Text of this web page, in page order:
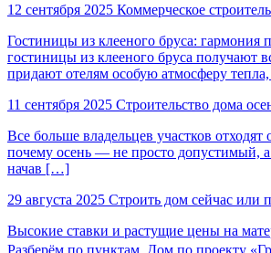
12 сентября 2025 Коммерческое
Гостиницы из клееного бруса: гармония
гостиницы из клееного бруса получают
придают отелям особую атмосферу
11 сентября 2025 Строительство дома
Все больше владельцев участков
почему осень — не просто допустимый, а
начав […]
29 августа 2025 Строить дом сейчас или
Высокие ставки и растущие цены на
Разберём по пунктам. Дом по проекту